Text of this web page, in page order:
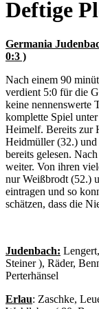
Deftige
Germania
0:3 )
Nach einem 90
verdient 5:0 für die
keine nennenswerte
komplette Spiel
Heimelf. Bereits zur
Heidmüller (32.)
bereits gelesen.
weiter. Von ihren
nur Weißbrodt (52.)
eintragen und so
schätzen, dass die
Judenbach:
Steiner ), Räder,
Perterhänsel
Erlau: Zaschke,